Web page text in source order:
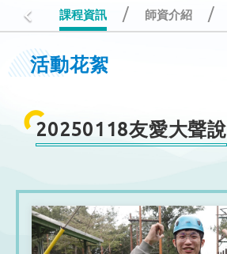
課程資訊 / 師資介紹 /
活動花絮
20250118友愛大聲說